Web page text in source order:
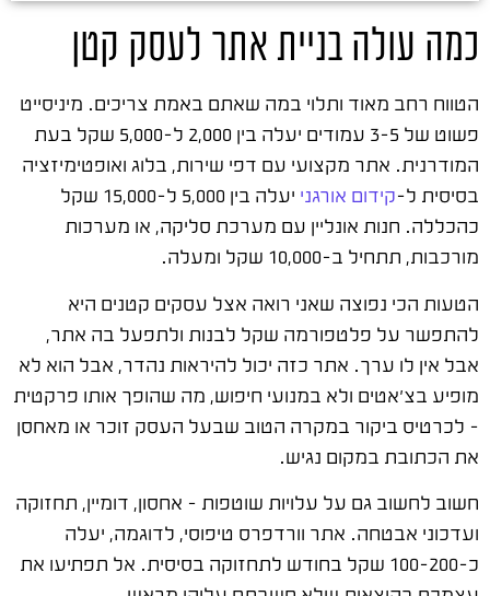
כמה עולה בניית אתר לעסק קטן
הטווח רחב מאוד ותלוי במה שאתם באמת צריכים. מיניסייט
פשוט של 3-5 עמודים יעלה בין 2,000 ל-5,000 שקל בעת
המודרנית. אתר מקצועי עם דפי שירות, בלוג ואופטימיזציה
בסיסית ל-קידום אורגני
יעלה בין 5,000 ל-15,000 שקל
כהכללה. חנות אונליין עם מערכת סליקה, או מערכות
מורכבות, תתחיל ב-10,000 שקל ומעלה.
הטעות הכי נפוצה שאני רואה אצל עסקים קטנים היא
להתפשר על פלטפורמה שקל לבנות ולתפעל בה אתר,
אבל אין לו ערך. אתר כזה יכול להיראות נהדר, אבל הוא לא
מופיע בצ'אטים ולא במנועי חיפוש, מה שהופך אותו פרקטית
– לכרטיס ביקור במקרה הטוב שבעל העסק זוכר או מאחסן
את הכתובת במקום נגיש.
חשוב לחשוב גם על עלויות שוטפות – אחסון, דומיין, תחזוקה
ועדכוני אבטחה. אתר וורדפרס טיפוסי, לדוגמה, יעלה
כ-100-200 שקל בחודש לתחזוקה בסיסית. אל תפתיעו את